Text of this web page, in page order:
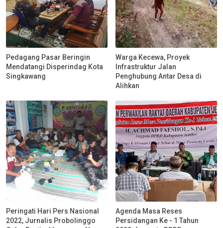
Pedagang Pasar Beringin
Mendatangi Disperindag Kota
Singkawang
Warga Kecewa, Proyek
Infrastruktur Jalan
Penghubung Antar Desa di
Alihkan
Peringati Hari Pers Nasional
2022, Jurnalis Probolinggo
Agenda Masa Reses
Persidangan Ke - 1 Tahun